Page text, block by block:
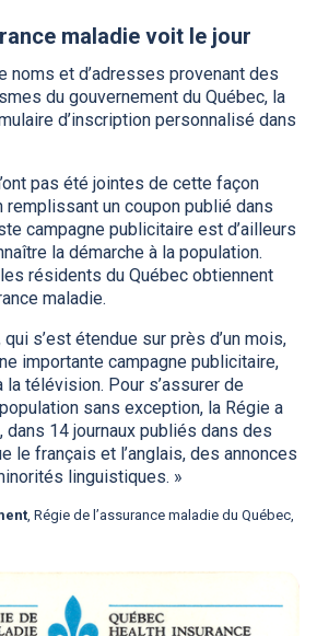
maladie voit le jour
noms et d’adresses provenant des
du gouvernement du Québec, la
d’inscription personnalisé dans
pas été jointes de cette façon
remplissant un coupon publié dans
campagne publicitaire est d’ailleurs
la démarche à la population.
résidents du Québec obtiennent
maladie.
s’est étendue sur près d’un mois,
importante campagne publicitaire,
la télévision. Pour s’assurer de
sans exception, la Régie a
14 journaux publiés dans des
le français et l’anglais, des annonces
linguistiques. »
, Régie de l’assurance maladie du Québec,